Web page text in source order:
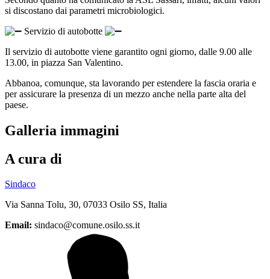
si discostano dai parametri microbiologici.
Servizio di autobotte
Il servizio di autobotte viene garantito ogni giorno, dalle 9.00 alle
13.00, in piazza San Valentino.
Abbanoa, comunque, sta lavorando per estendere la fascia oraria e
per assicurare la presenza di un mezzo anche nella parte alta del
paese.
Galleria immagini
A cura di
Sindaco
Via Sanna Tolu, 30, 07033 Osilo SS, Italia
Email: sindaco@comune.osilo.ss.it